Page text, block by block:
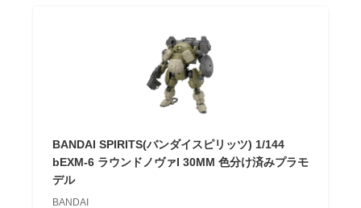
BANDAI SPIRITS(バンダイスピリッツ) 1/144
bEXM-6 ラウンドノヴァI 30MM 色分け済みプラモ
デル
BANDAI